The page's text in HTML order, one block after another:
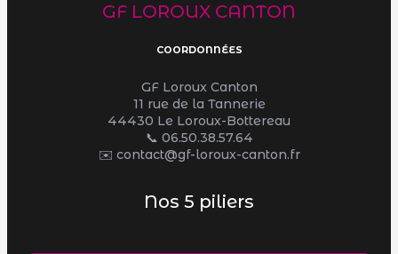
GF LOROUX CANTON
COORDONNÉES
GF Loroux Canton
11 rue de la Tannerie
44430 Le Loroux-Bottereau
📞 06.50.38.57.64
✉️ contact@gf-loroux-canton.fr
Nos 5 piliers